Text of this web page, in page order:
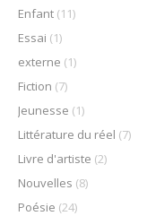
Enfant (11)
Essai (1)
externe (1)
Fiction (7)
Jeunesse (1)
Littérature du réel (7)
Livre d'artiste (2)
Nouvelles (8)
Poésie (24)